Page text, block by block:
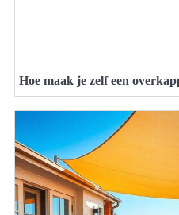
Hoe maak je zelf een